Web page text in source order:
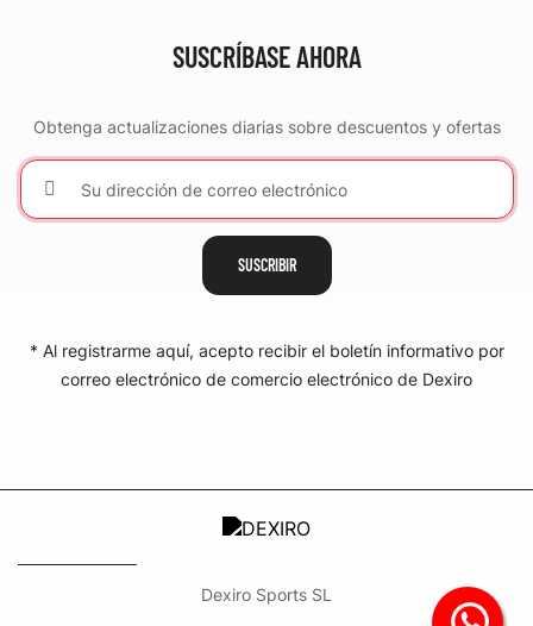
SUSCRÍBASE AHORA
Obtenga actualizaciones diarias sobre descuentos y ofertas
SUSCRIBIR
* Al registrarme aquí, acepto recibir el boletín informativo por
correo electrónico de comercio electrónico de Dexiro
​Dexiro Sports SL